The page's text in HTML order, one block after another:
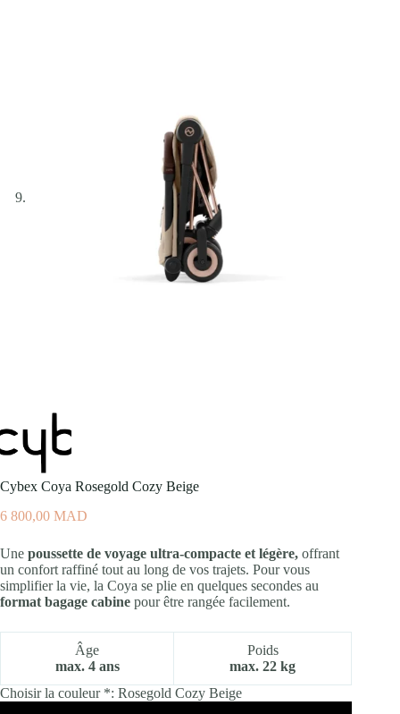
Cybex Coya Rosegold Cozy Beige
6 800,00 MAD
Une poussette de voyage ultra-compacte et légère, offrant
un confort raffiné tout au long de vos trajets. Pour vous
simplifier la vie, la Coya se plie en quelques secondes au
format bagage cabine pour être rangée facilement.
Âge
max. 4 ans
Poids
max. 22 kg
Choisir la couleur *: Rosegold Cozy Beige